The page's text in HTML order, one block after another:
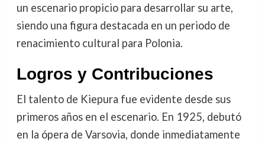
un escenario propicio para desarrollar su arte,
siendo una figura destacada en un periodo de
renacimiento cultural para Polonia.
Logros y Contribuciones
El talento de Kiepura fue evidente desde sus
primeros años en el escenario. En 1925, debutó
en la ópera de Varsovia, donde inmediatamente